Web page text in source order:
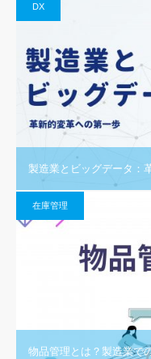
DX
製造業とビッグデータ：
在庫管理
物品管理とは？製造業で